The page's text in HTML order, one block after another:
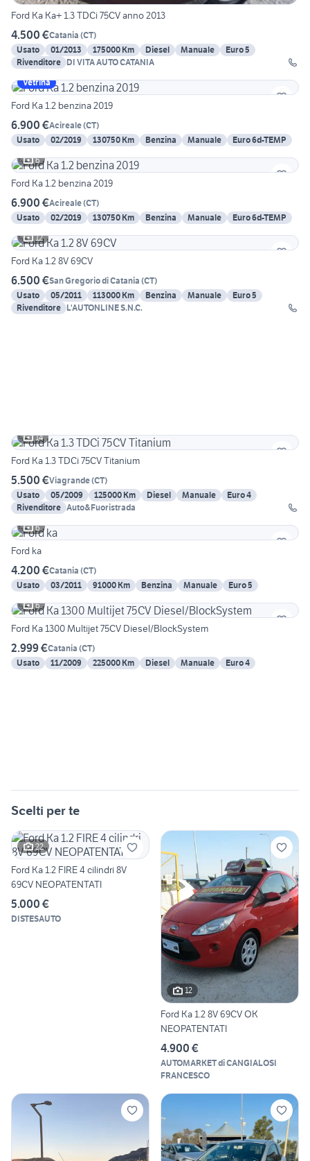
Ford Ka Ka+ 1.3 TDCi 75CV anno 2013
4.500 €Catania (CT)
Usato
01/2013 175000 Km Diesel Manuale
Euro 5
Rivenditore DI VITA AUTO CATANIA
Vetrina
Ford Ka 1.2 benzina 2019
6.900 €Acireale(CT)
Usato
02/2019 130750 Km Benzina Manuale
Euro 6d-TEMP
6
Ford Ka 1.2 benzina 2019
6.900 €Acireale(CT)
Usato
02/2019 130750 Km Benzina Manuale
Euro 6d-TEMP
12
Ford Ka 1.2 8V 69CV
6.500 €San Gregorio di Catania (CT)
Usato
05/2011 113000 Km Benzina Manuale
Euro 5
Rivenditore L'AUTONLINE S.N.C.
14
Ford Ka 1.3 TDCi 75CV Titanium
5.500 €Viagrande(CT)
Usato
05/2009 125000 Km Diesel Manuale
Euro 4
Rivenditore Auto&Fuoristrada
6
Ford ka
4.200 €Catania (CT)
Usato
03/2011 91000 Km Benzina Manuale
Euro 5
6
Ford Ka 1300 Multijet 75CV Diesel/BlockSystem
2.999 €Catania (CT)
Usato
11/2009 225000 Km Diesel Manuale Euro 4
Scelti per te
22
Ford Ka 1.2 FIRE 4 cilindri 8V
69CV NEOPATENTATI
5.000 €
DISTESAUTO
12
Ford Ka 1.2 8V 69CV OK
NEOPATENTATI
4.900 €
AUTOMARKET di CANGIALOSI
FRANCESCO